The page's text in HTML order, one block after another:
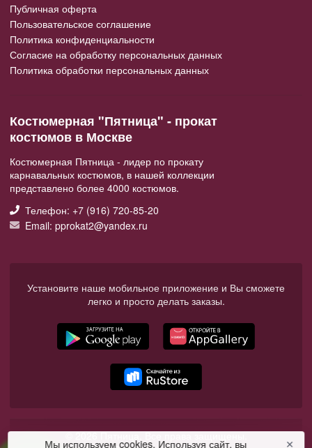
Публичная оферта
Пользовательское соглашение
Политика конфиденциальности
Согласие на обработку персональных данных
Политика обработки персональных данных
Костюмерная "Пятница" - прокат
костюмов в Москве
Костюмерная Пятница - лидер по прокату
карнавальных костюмов, в нашей коллекции
представлено более 4000 костюмов.
Телефон: +7 (916) 720-85-20
Email: pprokat2@yandex.ru
Установите наше мобильное приложение и Вы сможете
легко и просто делать заказы.
© 2026 Пятница. Все права защищены.
Мы используем cookies. Используя сайт, вы ✕